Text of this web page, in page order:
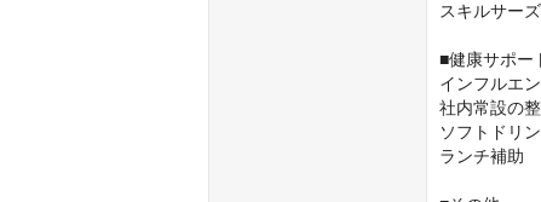
スキルサー
■健康サポー
インフルエ
社内常設の
ソフトドリ
ランチ補助